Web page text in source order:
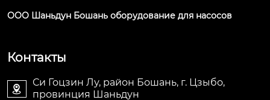
OOO Шаньдун Бошань оборудование для насосов
Контакты

Си Гоцзин Лу, район Бошань, г. Цзыбо,
провинция Шаньдун